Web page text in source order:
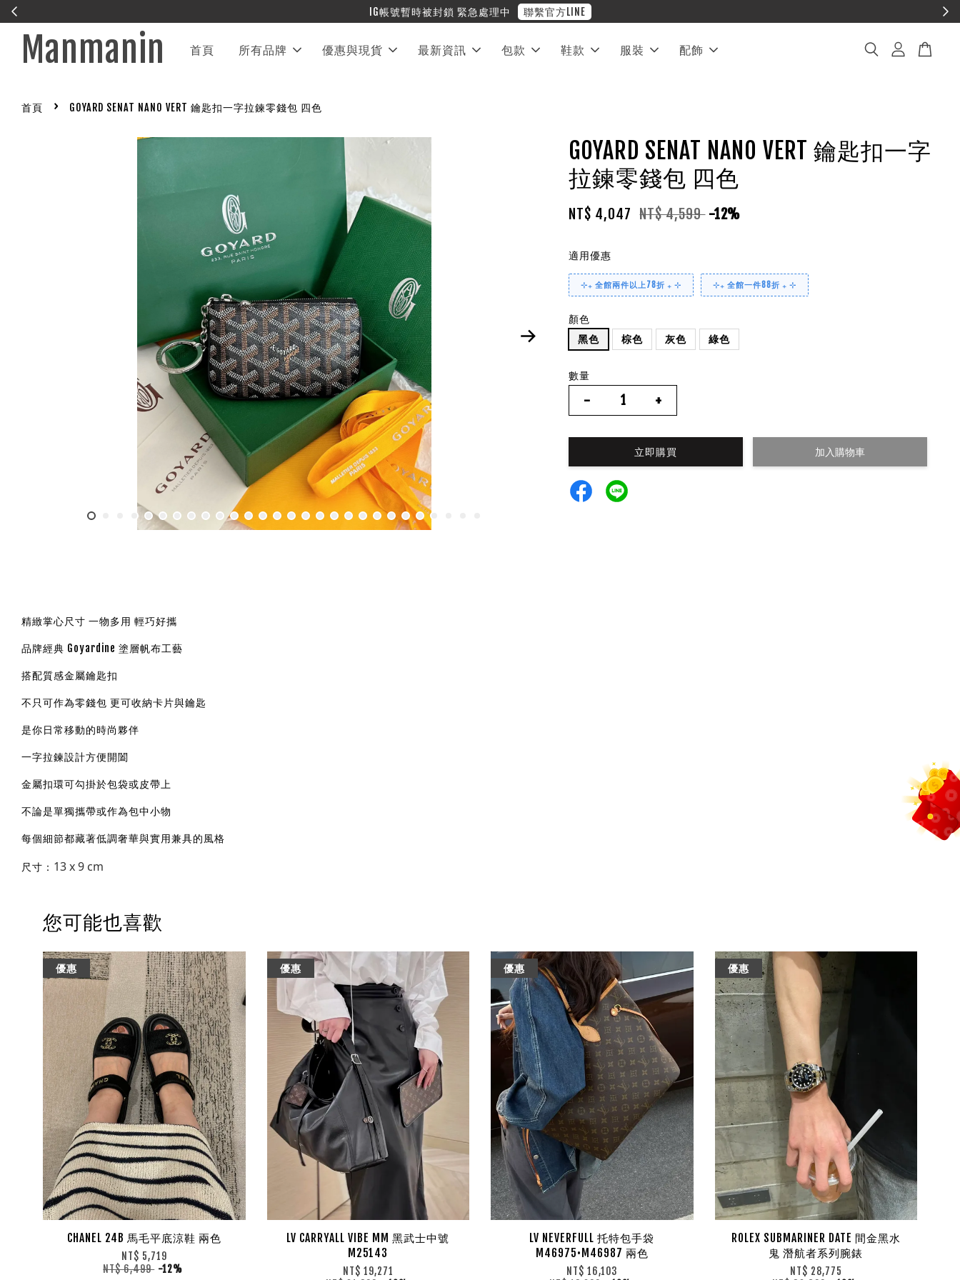
帳號暫時被封鎖 緊急處理中
Manmanin 首頁 所有品牌 優惠與現貨 最新資訊 包款 鞋款 服裝 配飾
首頁 › GOYARD SENAT NANO VERT 鑰匙扣一字拉鍊零錢包 四色
GOYARD SENAT NANO VERT 鑰匙扣一字
拉鍊零錢包 四色
NT$ 4,047 NT$ 4,599 -12%
適用優惠
⊹₊ 全館兩件以上78折 ₊ ⊹ ⊹₊ 全館一件88折 ₊ ⊹
顏色
黑色
棕色 灰色 綠色
數量
- +
立即購買 加入購物車
精緻掌心尺寸 一物多用 輕巧好攜
品牌經典 Goyardine 塗層帆布工藝
搭配質感金屬鑰匙扣
不只可作為零錢包 更可收納卡片與鑰匙
是你日常移動的時尚夥伴
一字拉鍊設計方便開闔
金屬扣環可勾掛於包袋或皮帶上
不論是單獨攜帶或作為包中小物
每個細節都藏著低調奢華與實用兼具的風格
尺寸： 13 x 9 cm
您可能也喜歡
優惠
CHANEL 24B 馬毛平底涼鞋 兩色
NT$ 5,719
NT$ 6,499 -12%
優惠
LV CARRYALL VIBE MM 黑武士中號
M25143
NT$ 19,271
優惠
LV NEVERFULL 托特包手袋
M46975•M46987 兩色
NT$ 16,103
優惠
ROLEX SUBMARINER DATE 間金黑水
鬼 潛航者系列腕錶
NT$ 28,775